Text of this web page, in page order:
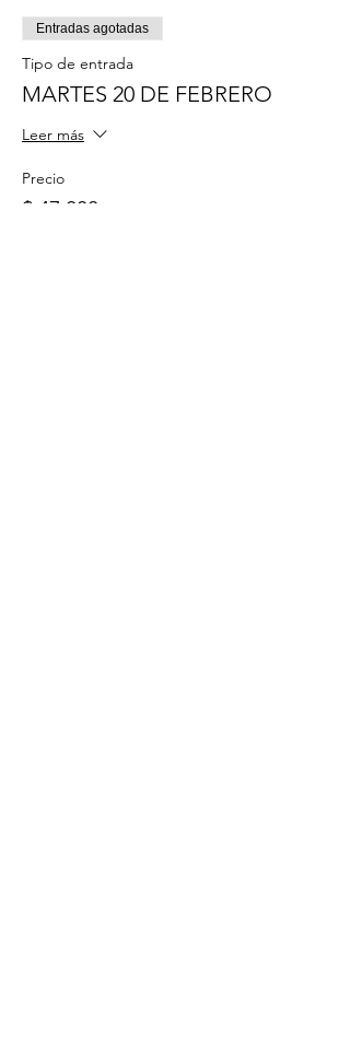
Entradas agotadas
Tipo de entrada
MARTES 20 DE FEBRERO
Leer más
Precio
$ 47.000